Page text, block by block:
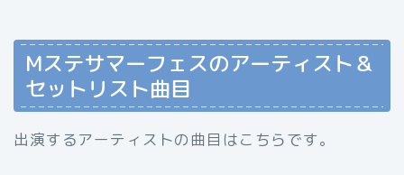
Mステサマーフェスのアーティスト＆
セットリスト曲目
出演するアーティストの曲目はこちらです。